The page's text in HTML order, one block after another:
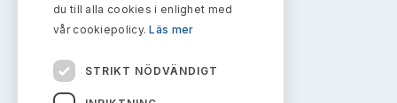
info@aktiemarknadsnamnden.se
Om innehållet
du till alla cookies i enlighet med
vår cookiepolicy.Läs mer
STRIKT NÖDVÄNDIGT